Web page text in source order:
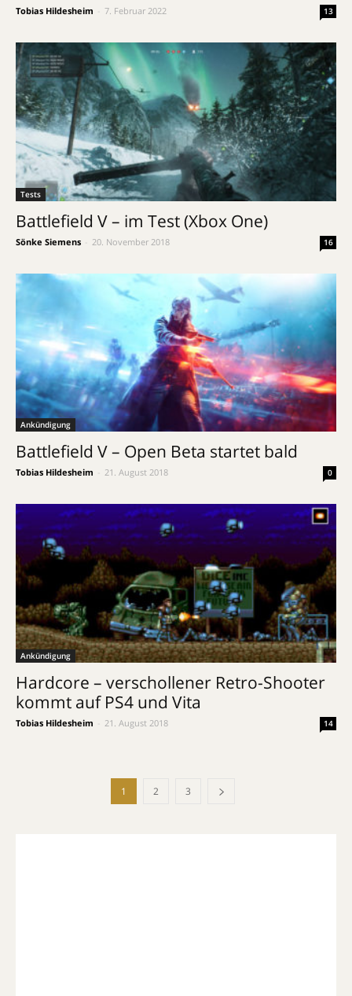
Tobias Hildesheim 7. Februar 2022 13
Tests
Battlefield V – im Test (Xbox One)
Sönke Siemens 20. November 2018 16
Ankündigung
Battlefield V – Open Beta startet bald
Tobias Hildesheim 21. August 2018 0
Ankündigung
Hardcore – verschollener Retro-Shooter
kommt auf PS4 und Vita
Tobias Hildesheim 21. August 2018 14
1 2 3